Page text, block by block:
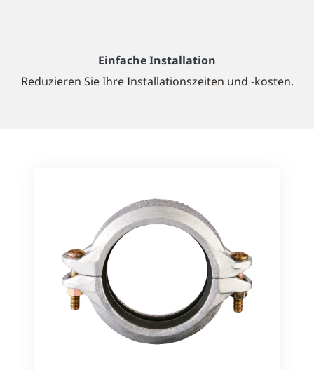
Einfache Installation
Reduzieren Sie Ihre Installationszeiten und -kosten.